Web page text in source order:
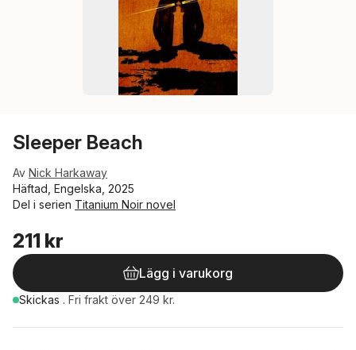
Sleeper Beach
Av Nick Harkaway
Häftad, Engelska, 2025
Del i serien Titanium Noir novel
211 kr
Lägg i varukorg
Skickas . Fri frakt över 249 kr.